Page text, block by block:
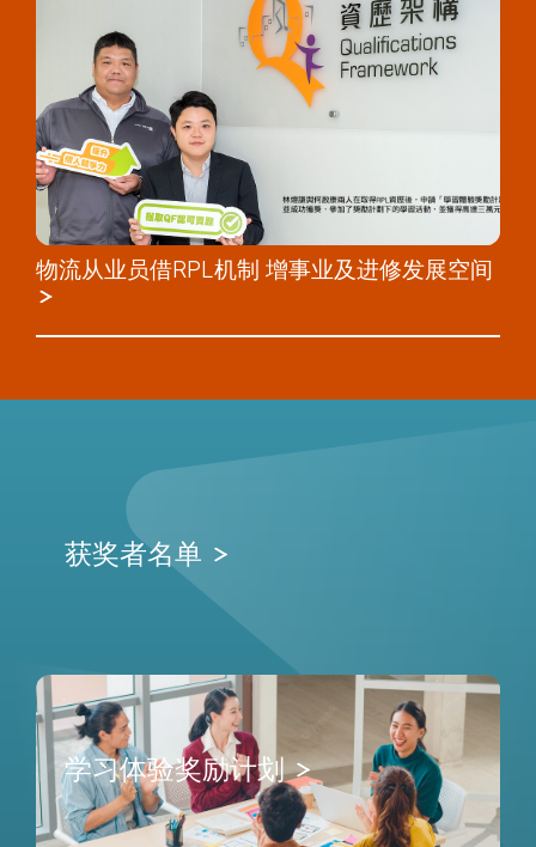
物流从业员借RPL机制 增事业及进修发展空间
获奖者名单
学习体验奖励计划